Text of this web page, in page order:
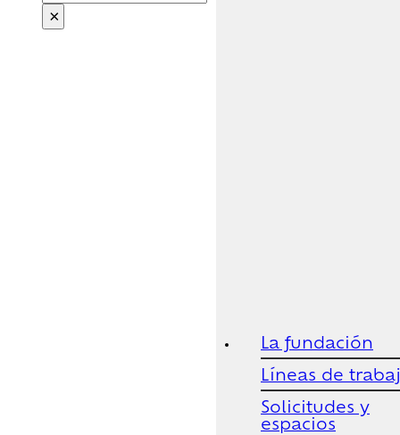
×
La fundación
Líneas de
Solicitudes y
espacios